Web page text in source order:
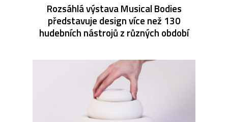
Rozsáhlá výstava Musical Bodies
představuje design více než 130
hudebních nástrojů z různých období